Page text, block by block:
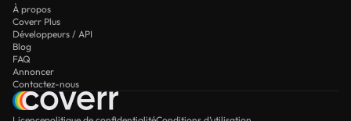
À propos
Coverr Plus
Développeurs / API
Blog
FAQ
Annoncer
Contactez-nous